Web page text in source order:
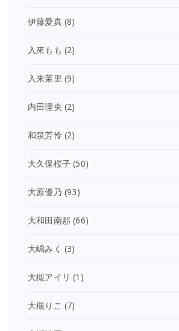
伊藤愛真(8)
入來もも (2)
入来茉里 (9)
内田理央 (2)
和泉芳怜 (2)
大久保桜子 (50)
大原優乃 (93)
大和田南那 (66)
大嶋みく (3)
大槻アイリ (1)
大槻りこ (7)